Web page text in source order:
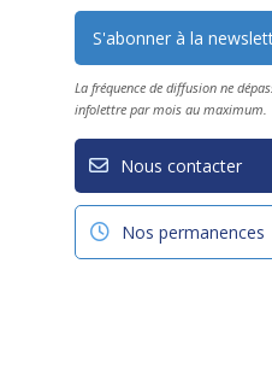
La fréquence de diffusion ne
infolettre par mois au maximum.
Nous contacter
Nos permanences